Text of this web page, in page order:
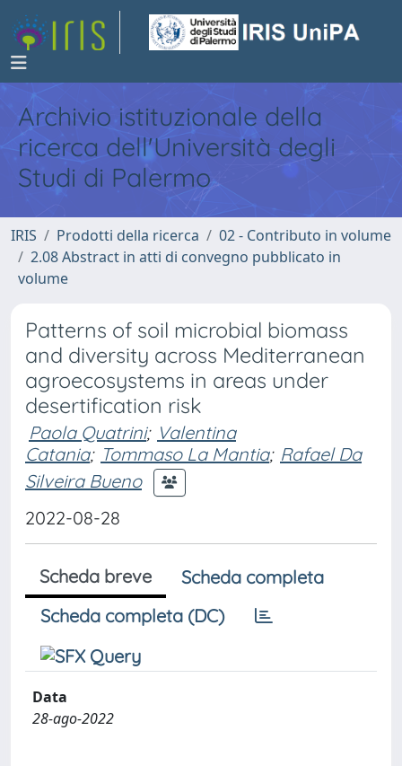
Archivio istituzionale della
ricerca dell'Università degli
Studi di Palermo
IRIS Prodotti della ricerca
02 - Contributo in volume
2.08 Abstract in atti di convegno pubblicato in
volume
Patterns of soil microbial biomass
and diversity across Mediterranean
agroecosystems in areas under
desertification risk
Paola Quatrini; Valentina
Catania; Tommaso La Mantia; Rafael Da
Silveira Bueno
2022-08-28
Scheda breve
Scheda completa
Scheda completa (DC)
Data
28-ago-2022